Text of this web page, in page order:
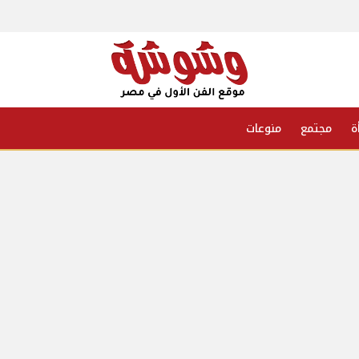
مجتمع منوعات